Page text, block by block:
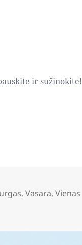
ir sužinokite!
,Vasara,Vienas